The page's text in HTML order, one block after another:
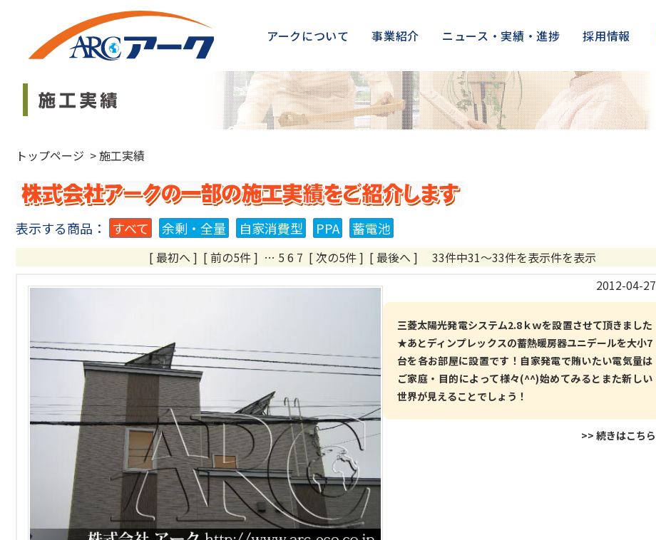
アークについて 事業紹介 ニュース・実績・進捗 採用情報
トップページ >施工実績
表示する商品： すべて 余剰・全量 自家消費型 PPA 蓄電池
[ 最初へ ] [ 前の5件 ] … 5 6 7 [ 次の5件 ] [ 最後へ ] 33件中31～33件を表示件を表示
2012-04-27
三菱太陽光発電システム2.8ｋｗを設置させて頂きました
★あとディンプレックスの蓄熱暖房器ユニデールを大小7
台を各お部屋に設置です！自家発電で賄いたい電気量は
ご家庭・目的によって様々(^^)始めてみるとまた新しい
世界が見えることでしょう！
>> 続きはこちら